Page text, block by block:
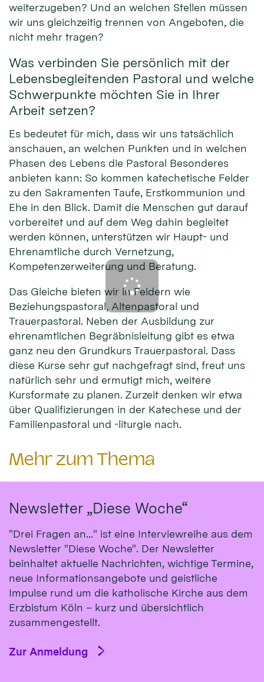
weiterzugeben? Und an welchen Stellen müssen
wir uns gleichzeitig trennen von Angeboten, die
nicht mehr tragen?
Was verbinden Sie persönlich mit der
Lebensbegleitenden Pastoral und welche
Schwerpunkte möchten Sie in Ihrer
Arbeit setzen?
Es bedeutet für mich, dass wir uns tatsächlich
anschauen, an welchen Punkten und in welchen
Phasen des Lebens die Pastoral Besonderes
anbieten kann: So kommen katechetische Felder
zu den Sakramenten Taufe, Erstkommunion und
Ehe in den Blick. Damit die Menschen gut darauf
vorbereitet und auf dem Weg dahin begleitet
werden können, unterstützen wir Haupt- und
Ehrenamtliche durch Vernetzung,
Kompetenzerweiterung und Beratung.
Das Gleiche bieten wir in Feldern wie
Beziehungspastoral, Altenpastoral und
Trauerpastoral. Neben der Ausbildung zur
ehrenamtlichen Begräbnisleitung gibt es etwa
ganz neu den Grundkurs Trauerpastoral. Dass
diese Kurse sehr gut nachgefragt sind, freut uns
natürlich sehr und ermutigt mich, weitere
Kursformate zu planen. Zurzeit denken wir etwa
über Qualifizierungen in der Katechese und der
Familienpastoral und -liturgie nach.
Mehr zum Thema
Newsletter „Diese Woche“
"Drei Fragen an..." ist eine Interviewreihe aus dem
Newsletter "Diese Woche". Der Newsletter
beinhaltet aktuelle Nachrichten, wichtige Termine,
neue Informationsangebote und geistliche
Impulse rund um die katholische Kirche aus dem
Erzbistum Köln – kurz und übersichtlich
zusammengestellt.
Zur Anmeldung